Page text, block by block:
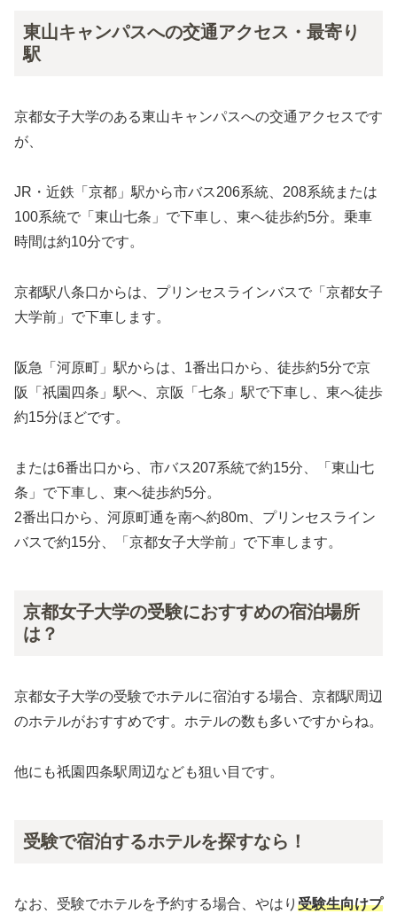
東山キャンパスへの交通アクセス・最寄り
駅
京都女子大学のある東山キャンパスへの交通アクセスです
が、
JR・近鉄「京都」駅から市バス206系統、208系統または
100系統で「東山七条」で下車し、東へ徒歩約5分。乗車
時間は約10分です。
京都駅八条口からは、プリンセスラインバスで「京都女子
大学前」で下車します。
阪急「河原町」駅からは、1番出口から、徒歩約5分で京
阪「祇園四条」駅へ、京阪「七条」駅で下車し、東へ徒歩
約15分ほどです。
または6番出口から、市バス207系統で約15分、「東山七
条」で下車し、東へ徒歩約5分。
2番出口から、河原町通を南へ約80m、プリンセスライン
バスで約15分、「京都女子大学前」で下車します。
京都女子大学の受験におすすめの宿泊場所
は？
京都女子大学の受験でホテルに宿泊する場合、京都駅周辺
のホテルがおすすめです。ホテルの数も多いですからね。
他にも祇園四条駅周辺なども狙い目です。
受験で宿泊するホテルを探すなら！
なお、受験でホテルを予約する場合、やはり 受験生向けプ